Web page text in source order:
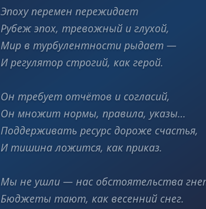
Эпоху перемен пережидает
Рубеж эпох, тревожный и глухой,
Мир в турбулентности рыдает —
И регулятор строгий, как герой.
Он требует отчётов и согласий,
Он множит нормы, правила, указы…
Поддерживать ресурс дороже счастья,
И тишина ложится, как приказ.
Мы не ушли — нас обстоятельства
Бюджеты тают, как весенний снег.